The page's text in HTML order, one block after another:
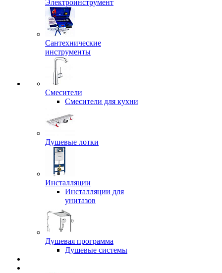
Электроинструмент
Сантехнические
инструменты
Смесители
Смесители для кухни
Душевые лотки
Инсталляции
Инсталляции для
унитазов
Душевая программа
Душевые системы